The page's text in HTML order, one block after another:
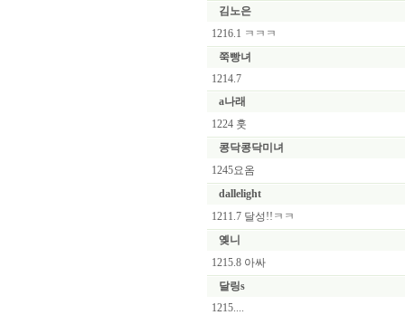
김노은
1216.1 ㅋㅋㅋ
쭉빵녀
1214.7
a나래
1224 훗
콩닥콩닥미녀
1245요옴
dallelight
1211.7 달성!!ㅋㅋ
옞니
1215.8 아싸
달링s
1215....